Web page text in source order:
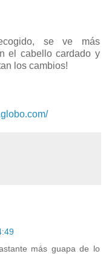
se ve más
el cabello cardado y
los cambios!
más guapa de lo